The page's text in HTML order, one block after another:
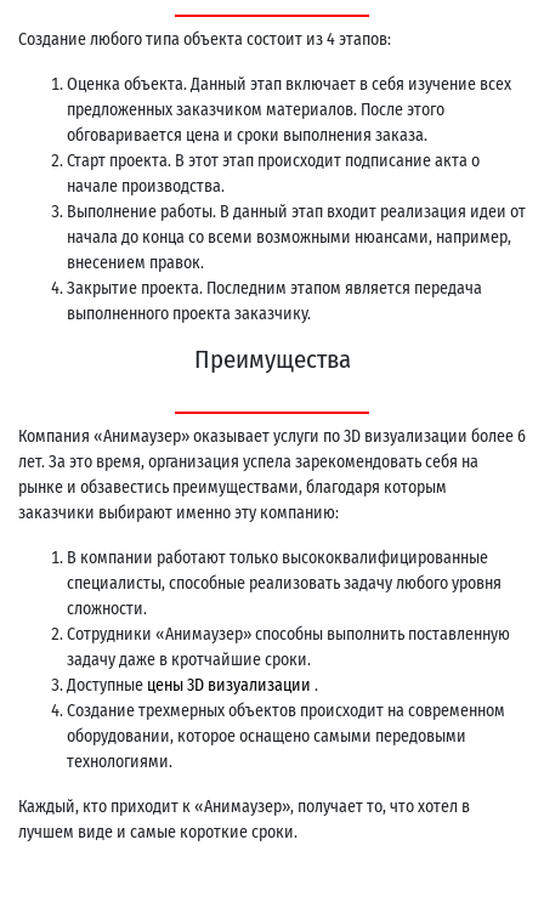
Создание любого типа объекта состоит из 4 этапов:
Оценка объекта. Данный этап включает в себя изучение всех
предложенных заказчиком материалов. После этого
обговаривается цена и сроки выполнения заказа.
Старт проекта. В этот этап происходит подписание акта о
начале производства.
Выполнение работы. В данный этап входит реализация идеи от
начала до конца со всеми возможными нюансами, например,
внесением правок.
Закрытие проекта. Последним этапом является передача
выполненного проекта заказчику.
Преимущества
Компания «Анимаузер» оказывает услуги по 3D визуализации более 6
лет. За это время, организация успела зарекомендовать себя на
рынке и обзавестись преимуществами, благодаря которым
заказчики выбирают именно эту компанию:
В компании работают только высококвалифицированные
специалисты, способные реализовать задачу любого уровня
сложности.
Сотрудники «Анимаузер» способны выполнить поставленную
задачу даже в кротчайшие сроки.
Доступные цены 3D визуализации .
Создание трехмерных объектов происходит на современном
оборудовании, которое оснащено самыми передовыми
технологиями.
Каждый, кто приходит к «Анимаузер», получает то, что хотел в
лучшем виде и самые короткие сроки.